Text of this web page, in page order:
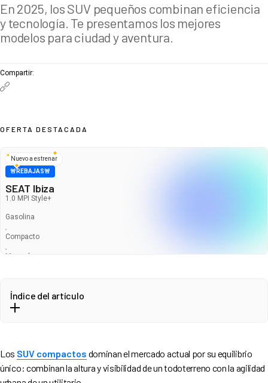
En 2025, los SUV pequeños combinan eficiencia
y tecnología. Te presentamos los mejores
modelos para ciudad y aventura.
Compartir:
OFERTA DESTACADA
Nuevo a estrenar
🚨REBAJAS🚨
SEAT Ibiza
1.0 MPI Style+
Gasolina
Compacto
Manual
340
296€/mes
Índice del artículo
Top 3 en relación calidad-precio
¿Por qué elegirlos para renting?
Los SUV compactos dominan el mercado actual por su equilibrio
único: combinan la altura y visibilidad de un todoterreno con la agilidad